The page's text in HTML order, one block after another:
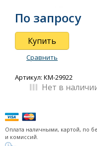
серия Platinum
серия PS (HA)
серия А
cерия PS (HT)
Аксессуары
Тропик
Тепловые завесы
По запросу
Купить
Сравнить
Артикул: КМ-29922
Нет в
Оплата наличными, картой, по
и комиссий.